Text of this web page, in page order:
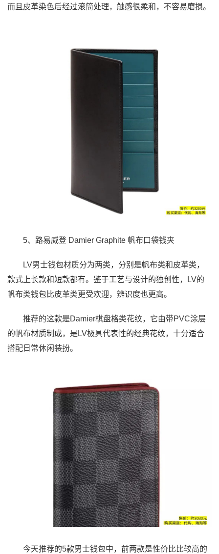
而且皮革染色后经过滚筒处理，触感很柔和，不容易磨损。
5、路易威登 Damier Graphite 帆布口袋钱夹
LV男士钱包材质分为两类，分别是帆布类和皮革类，
款式上长款和短款都有。鉴于工艺与设计的独创性，LV的
帆布类钱包比皮革类更受欢迎，辨识度也更高。
推荐的这款是Damier棋盘格类花纹，它由带PVC涂层
的帆布材质制成，是LV极具代表性的经典花纹，十分适合
搭配日常休闲装扮。
今天推荐的5款男士钱包中，前两款是性价比比较高的